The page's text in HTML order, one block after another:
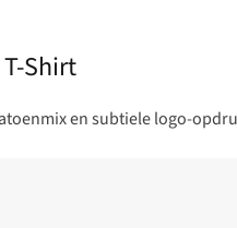
Shirt
en subtiele logo-